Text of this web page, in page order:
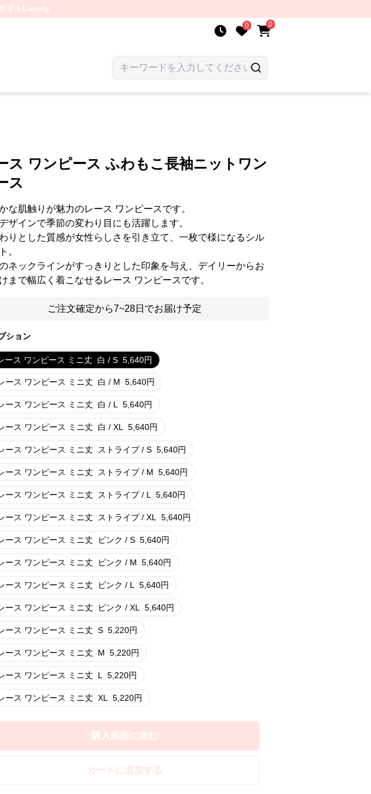
イト Lacety
0 0
ス ワンピース ふわもこ長袖ニットワン
ス
な肌触りが魅力のレース ワンピースです。
ザインで季節の変わり目にも活躍します。
りとした質感が女性らしさを引き立て、一枚で様になるシル
。
ネックラインがすっきりとした印象を与え、デイリーからお
まで幅広く着こなせるレース ワンピースです。
ご注文確定から7~28日でお届け予定
ション
ース ワンピース ミニ丈 白 / S 5,640円
ース ワンピース ミニ丈 白 / M 5,640円
ース ワンピース ミニ丈 白 / L 5,640円
ース ワンピース ミニ丈 白 / XL 5,640円
ース ワンピース ミニ丈 ストライプ / S 5,640円
ース ワンピース ミニ丈 ストライプ / M 5,640円
ース ワンピース ミニ丈 ストライプ / L 5,640円
ース ワンピース ミニ丈 ストライプ / XL 5,640円
ース ワンピース ミニ丈 ピンク / S 5,640円
ース ワンピース ミニ丈 ピンク / M 5,640円
ース ワンピース ミニ丈 ピンク / L 5,640円
ース ワンピース ミニ丈 ピンク / XL 5,640円
ース ワンピース ミニ丈 S 5,220円
ース ワンピース ミニ丈 M 5,220円
ース ワンピース ミニ丈 L 5,220円
ース ワンピース ミニ丈 XL 5,220円
購入画面に進む
カートに追加する